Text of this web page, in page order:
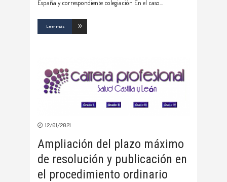
España y correspondiente colegiación En el caso
Leer más
12/01/2021
Ampliación del plazo máximo
de resolución y publicación en
el procedimiento ordinario